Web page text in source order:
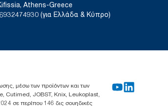
Athens-Greece
(για Ελλάδα & Κύπρο)
μέσω των προϊόντων και των
Cutimed, JOBST, Knix, Leukoplast,
σε περίπου 146 δις σουηδικές